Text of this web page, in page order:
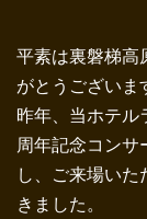
平素は裏磐梯高
がとうございま
昨年、当ホテル
周年記念コンサ
し、ご来場い
きました。